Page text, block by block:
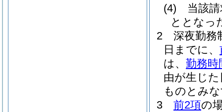
(4)
当該
ととなっ
2
深夜勤務
日までに、
は、 勤務時
由が生じ
ものとみ
3
前2項の